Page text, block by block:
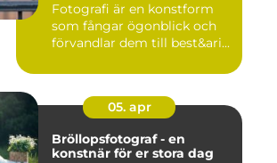
Fotografi är en konstform
som fångar ögonblick och
förvandlar dem till best&ari...
05. apr
Bröllopsfotograf - en
konstnär för er stora dag